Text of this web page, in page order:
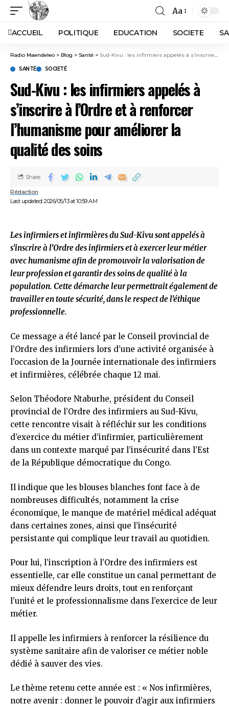
Aa
ACCUEIL POLITIQUE EDUCATION SOCIETE
Radio Maendeleo > Blog > Santé > Sud-Kivu : les infirmiers appelés à s’inscrire à l’Ordre et à renforcer l’humanisme pour améliorer la qualité des soins
SANTÉ SOCIETÉ
Sud-Kivu : les infirmiers appelés à
s’inscrire à l’Ordre et à renforcer
l’humanisme pour améliorer la
qualité des soins
Last updated: 2026/05/13 at 10:59 AM
Rédaction
Share
Les infirmiers et infirmières du Sud-Kivu sont appelés à
s’inscrire à l’Ordre des infirmiers et à exercer leur métier
avec humanisme afin de promouvoir la valorisation de
leur profession et garantir des soins de qualité à la
population. Cette démarche leur permettrait également de
travailler en toute sécurité, dans le respect de l’éthique
professionnelle.
Ce message a été lancé par le Conseil provincial de
l’Ordre des infirmiers lors d’une activité organisée à
l’occasion de la Journée internationale des infirmiers
et infirmières, célébrée chaque 12 mai.
Selon Théodore Ntaburhe, président du Conseil
provincial de l’Ordre des infirmiers au Sud-Kivu,
cette rencontre visait à réfléchir sur les conditions
d’exercice du métier d’infirmier, particulièrement
dans un contexte marqué par l’insécurité dans l’Est
de la République démocratique du Congo.
Il indique que les blouses blanches font face à de
nombreuses difficultés, notamment la crise
économique, le manque de matériel médical adéquat
dans certaines zones, ainsi que l’insécurité
persistante qui complique leur travail au quotidien.
Pour lui, l’inscription à l’Ordre des infirmiers est
essentielle, car elle constitue un canal permettant de
mieux défendre leurs droits, tout en renforçant
l’unité et le professionnalisme dans l’exercice de leur
métier.
Il appelle les infirmiers à renforcer la résilience du
système sanitaire afin de valoriser ce métier noble
dédié à sauver des vies.
Le thème retenu cette année est : « Nos infirmières,
notre avenir : donner le pouvoir d’agir aux infirmiers